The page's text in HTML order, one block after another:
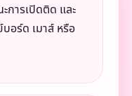
การเปิดติด และ
อร์ด เมาส์ หรือ